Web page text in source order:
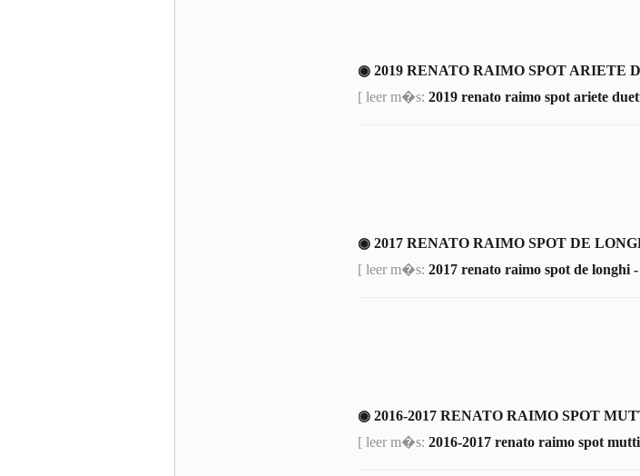
◉ 2019 RENATO RAIMO SPOT ARIETE
[ leer m�s: 2019 renato raimo spot ariete
◉ 2017 RENATO RAIMO SPOT DE
[ leer m�s: 2017 renato raimo spot de longhi
◉ 2016-2017 RENATO RAIMO SPOT
[ leer m�s: 2016-2017 renato raimo spot